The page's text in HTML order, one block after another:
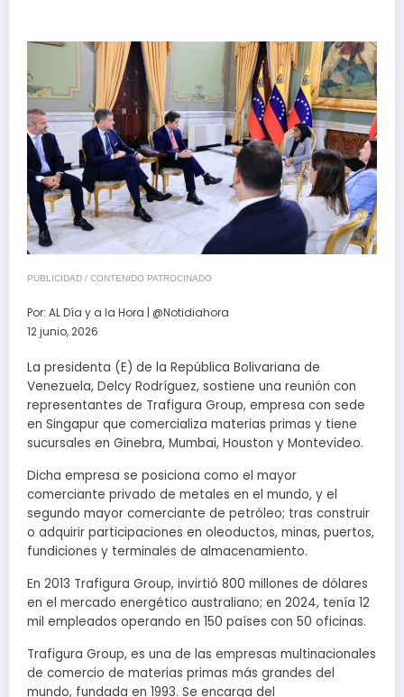
PUBLICIDAD / CONTENIDO PATROCINADO
Por: AL Día y a la Hora | @Notidiahora
12 junio, 2026
La presidenta (E) de la República Bolivariana de
Venezuela, Delcy Rodríguez, sostiene una reunión con
representantes de Trafigura Group, empresa con sede
en Singapur que comercializa materias primas y tiene
sucursales en Ginebra, Mumbai, Houston y Montevideo.
Dicha empresa se posiciona como el mayor
comerciante privado de metales en el mundo, y el
segundo mayor comerciante de petróleo; tras construir
o adquirir participaciones en oleoductos, minas, puertos,
fundiciones y terminales de almacenamiento.
En 2013 Trafigura Group, invirtió 800 millones de dólares
en el mercado energético australiano; en 2024, tenía 12
mil empleados operando en 150 países con 50 oficinas.
Trafigura Group, es una de las empresas multinacionales
de comercio de materias primas más grandes del
mundo, fundada en 1993. Se encarga del